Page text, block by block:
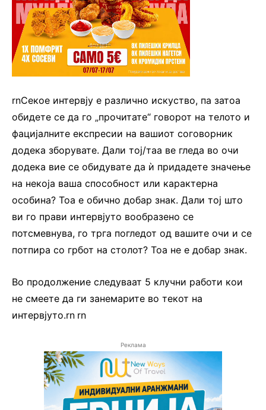
rnСекое интервју е различно искуство, па затоа
обидете се да го „прочитате“ говорот на телото и
фацијалните експресии на вашиот соговорник
додека зборувате. Дали тој/таа ве гледа во очи
додека вие се обидувате да ѝ придадете значење
на некоја ваша способност или карактерна
особина? Тоа е обично добар знак. Дали тој што
ви го прави интервјуто вообразено се
потсмевнува, го трга погледот од вашите очи и се
потпира со грбот на столот? Тоа не е добар знак.
Во продолжение следуваат 5 клучни работи кои
не смеете да ги занемарите во текот на
интервјуто.rn rn
Реклама